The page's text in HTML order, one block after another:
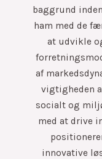
baggrund
ham med de
at udvikle
af
vigtigheden
socialt og
med at drive
innovative